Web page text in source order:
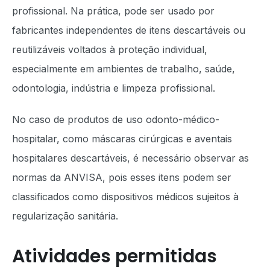
profissional. Na prática, pode ser usado por
fabricantes independentes de itens descartáveis ou
reutilizáveis voltados à proteção individual,
especialmente em ambientes de trabalho, saúde,
odontologia, indústria e limpeza profissional.
No caso de produtos de uso odonto-médico-
hospitalar, como máscaras cirúrgicas e aventais
hospitalares descartáveis, é necessário observar as
normas da ANVISA, pois esses itens podem ser
classificados como dispositivos médicos sujeitos à
regularização sanitária.
Atividades permitidas